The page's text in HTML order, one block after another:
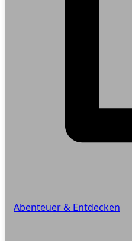
Abenteuer & Entdecken